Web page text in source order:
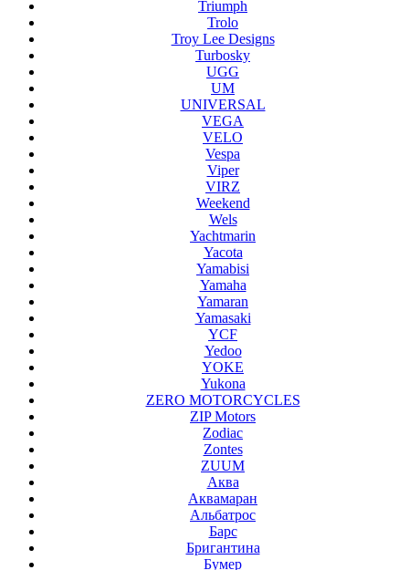
Triumph
Trolo
Troy Lee Designs
Turbosky
UGG
UM
UNIVERSAL
VEGA
VELO
Vespa
Viper
VIRZ
Weekend
Wels
Yachtmarin
Yacota
Yamabisi
Yamaha
Yamaran
Yamasaki
YCF
Yedoo
YOKE
Yukona
ZERO MOTORCYCLES
ZIP Motors
Zodiac
Zontes
ZUUM
Аква
Аквамаран
Альбатрос
Барс
Бригантина
Бумер